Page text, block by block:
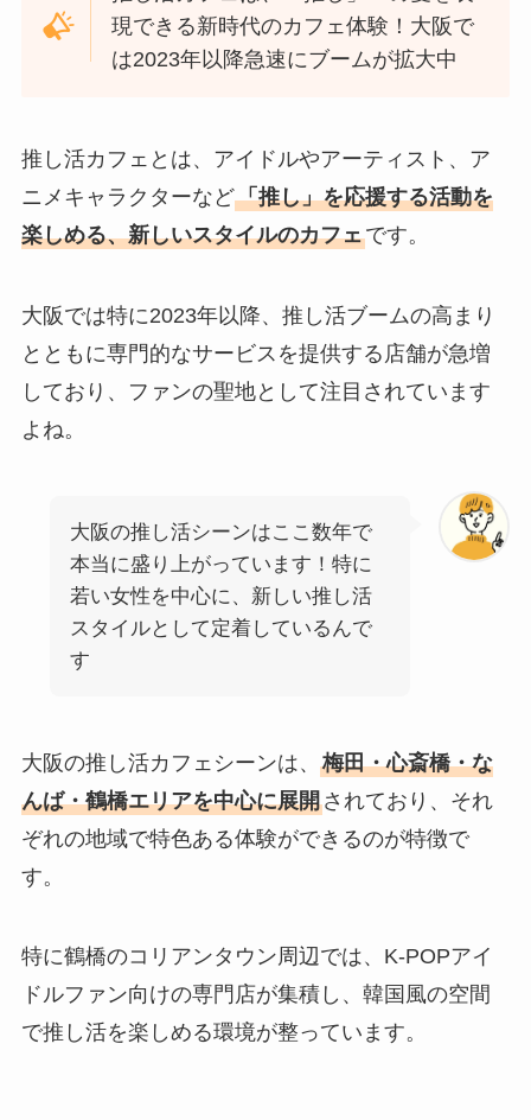
現できる新時代のカフェ体験！大阪で
は2023年以降急速にブームが拡大中
推し活カフェとは、アイドルやアーティスト、ア
ニメキャラクターなど「推し」を応援する活動を
楽しめる、新しいスタイルのカフェです。
大阪では特に2023年以降、推し活ブームの高まり
とともに専門的なサービスを提供する店舗が急増
しており、ファンの聖地として注目されています
よね。
大阪の推し活シーンはここ数年で
本当に盛り上がっています！特に
若い女性を中心に、新しい推し活
スタイルとして定着しているんで
す
大阪の推し活カフェシーンは、 梅田・心斎橋・な
んば・鶴橋エリアを中心に展開されており、それ
ぞれの地域で特色ある体験ができるのが特徴で
す。
特に鶴橋のコリアンタウン周辺では、K-POPアイ
ドルファン向けの専門店が集積し、韓国風の空間
で推し活を楽しめる環境が整っています。